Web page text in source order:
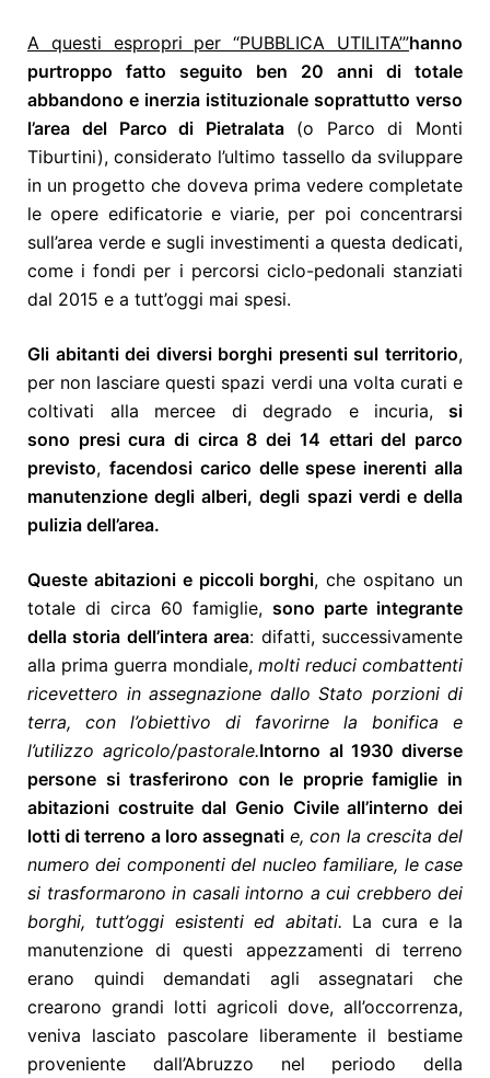
A questi espropri per “PUBBLICA UTILITA’”hanno
purtroppo fatto seguito ben 20 anni di totale
abbandono e inerzia istituzionale soprattutto verso
l’area del Parco di Pietralata (o Parco di Monti
Tiburtini), considerato l’ultimo tassello da sviluppare
in un progetto che doveva prima vedere completate
le opere edificatorie e viarie, per poi concentrarsi
sull’area verde e sugli investimenti a questa dedicati,
come i fondi per i percorsi ciclo-pedonali stanziati
dal 2015 e a tutt’oggi mai spesi.
Gli abitanti dei diversi borghi presenti sul territorio,
per non lasciare questi spazi verdi una volta curati e
coltivati alla mercee di degrado e incuria, si
sono presi cura di circa 8 dei 14 ettari del parco
previsto, facendosi carico delle spese inerenti alla
manutenzione degli alberi, degli spazi verdi e della
pulizia dell’area.
Queste abitazioni e piccoli borghi, che ospitano un
totale di circa 60 famiglie, sono parte integrante
della storia dell’intera area: difatti, successivamente
alla prima guerra mondiale, molti reduci combattenti
ricevettero in assegnazione dallo Stato porzioni di
terra, con l’obiettivo di favorirne la bonifica e
l’utilizzo agricolo/pastorale.Intorno al 1930 diverse
persone si trasferirono con le proprie famiglie in
abitazioni costruite dal Genio Civile all’interno dei
lotti di terreno a loro assegnati e, con la crescita del
numero dei componenti del nucleo familiare, le case
si trasformarono in casali intorno a cui crebbero dei
borghi, tutt’oggi esistenti ed abitati. La cura e la
manutenzione di questi appezzamenti di terreno
erano quindi demandati agli assegnatari che
crearono grandi lotti agricoli dove, all’occorrenza,
veniva lasciato pascolare liberamente il bestiame
proveniente dall’Abruzzo nel periodo della